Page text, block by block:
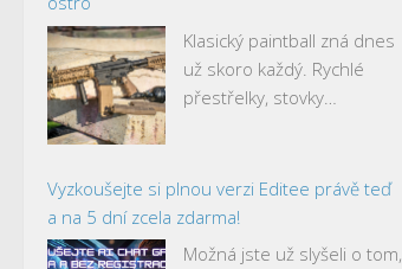
Klasický paintball zná dnes
už skoro každý. Rychlé
přestřelky, stovky…
Vyzkoušejte si plnou verzi Editee právě teď
a na 5 dní zcela zdarma!
Možná jste už slyšeli o tom,